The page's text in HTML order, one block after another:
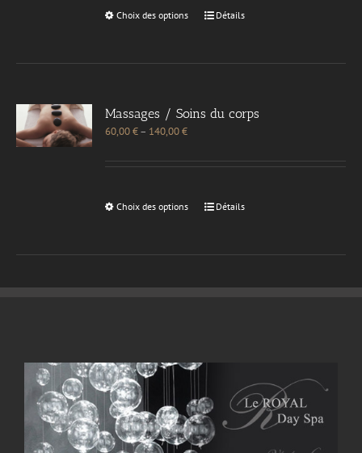
Choix des options Détails
Massages / Soins du corps
60,00€– 140,00€
Choix des options Détails